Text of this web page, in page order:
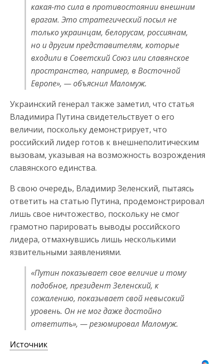
какая-то сила в противостоянии внешним
врагам. Это стратегический посыл не
только украинцам, белорусам, россиянам,
но и другим представителям, которые
входили в Советский Союз или славянское
пространство, например, в Восточной
Европе», — объяснил Маломуж.
Украинский генерал также заметил, что статья
Владимира Путина свидетельствует о его
величии, поскольку демонстрирует, что
российский лидер готов к внешнеполитическим
вызовам, указывая на возможность возрождения
славянского единства.
В свою очередь, Владимир Зеленский, пытаясь
ответить на статью Путина, продемонстрировал
лишь свое ничтожество, поскольку не смог
грамотно парировать выводы российского
лидера, отмахнувшись лишь несколькими
язвительными заявлениями.
«Путин показывает свое величие и тому
подобное, президент Зеленский, к
сожалению, показывает свой невысокий
уровень. Он не мог даже достойно
ответить», — резюмировал Маломуж.
Источник